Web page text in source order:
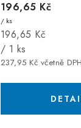
237,95 Kč včetně DPH
196,65 Kč
/ ks
Měrná
cena:
196,65 Kč
/ 1 ks